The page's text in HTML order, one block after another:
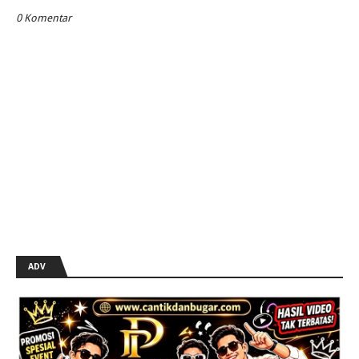
0 Komentar
ADV